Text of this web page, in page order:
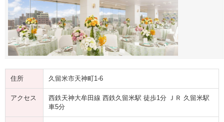
住所 久留米市天神町1-6
アクセス
西鉄天神大牟田線 西鉄久留米駅 徒歩1分 ＪＲ 久留米駅
車5分